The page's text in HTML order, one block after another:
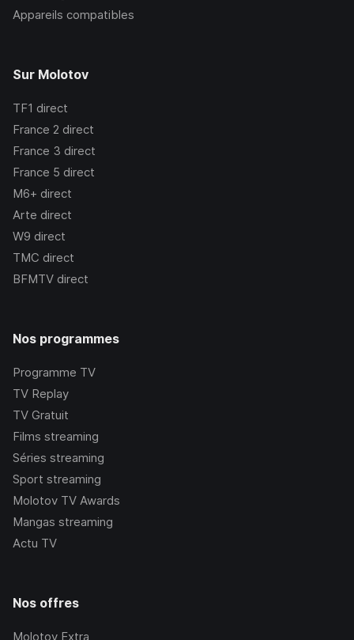
Appareils compatibles
Sur Molotov
TF1 direct
France 2 direct
France 3 direct
France 5 direct
M6+ direct
Arte direct
W9 direct
TMC direct
BFMTV direct
Nos programmes
Programme TV
TV Replay
TV Gratuit
Films streaming
Séries streaming
Sport streaming
Molotov TV Awards
Mangas streaming
Actu TV
Nos offres
Molotov Extra